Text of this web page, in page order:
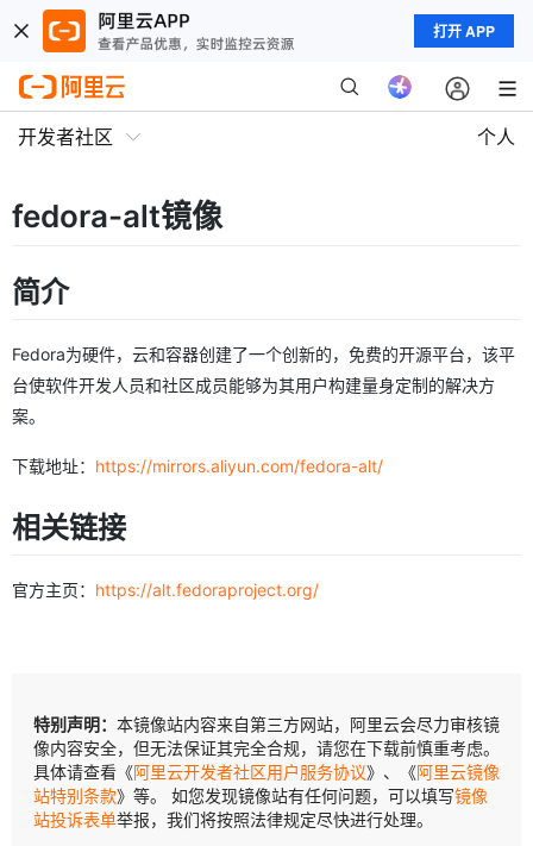
打开 APP
开发者社区 个人
fedora-alt镜像
简介
Fedora为硬件，云和容器创建了一个创新的，免费的开源平台，该平
台使软件开发人员和社区成员能够为其用户构建量身定制的解决方
案。
下载地址： https://mirrors.aliyun.com/fedora-alt/
相关链接
官方主页： https://alt.fedoraproject.org/
特别声明： 本镜像站内容来自第三方网站，阿里云会尽力审核镜
像内容安全，但无法保证其完全合规，请您在下载前慎重考虑。
具体请查看《阿里云开发者社区用户服务协议》、《阿里云镜像
站特别条款》等。 如您发现镜像站有任何问题，可以填写镜像
站投诉表单举报，我们将按照法律规定尽快进行处理。